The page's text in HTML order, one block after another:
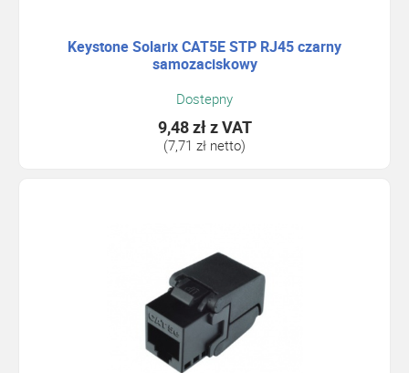
Keystone Solarix CAT5E STP RJ45 czarny
samozaciskowy
Dostepny
9,48 złz VAT
(7,71 zł netto)